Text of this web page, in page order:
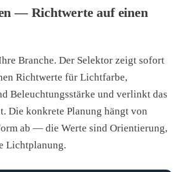
— Richtwerte auf einen
Branche. Der Selektor zeigt sofort
Richtwerte für Lichtfarbe,
Beleuchtungsstärke und verlinkt das
Die konkrete Planung hängt von
ab — die Werte sind Orientierung,
Lichtplanung.